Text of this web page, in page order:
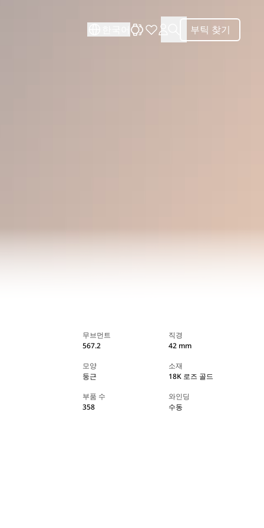
부틱 찾기
무브먼트
567.2
직경
42 mm
모양
둥근
소재
18K 로즈 골드
부품 수
358
와인딩
수동
닫기
닫기